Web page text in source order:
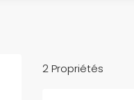
2 Propriétés